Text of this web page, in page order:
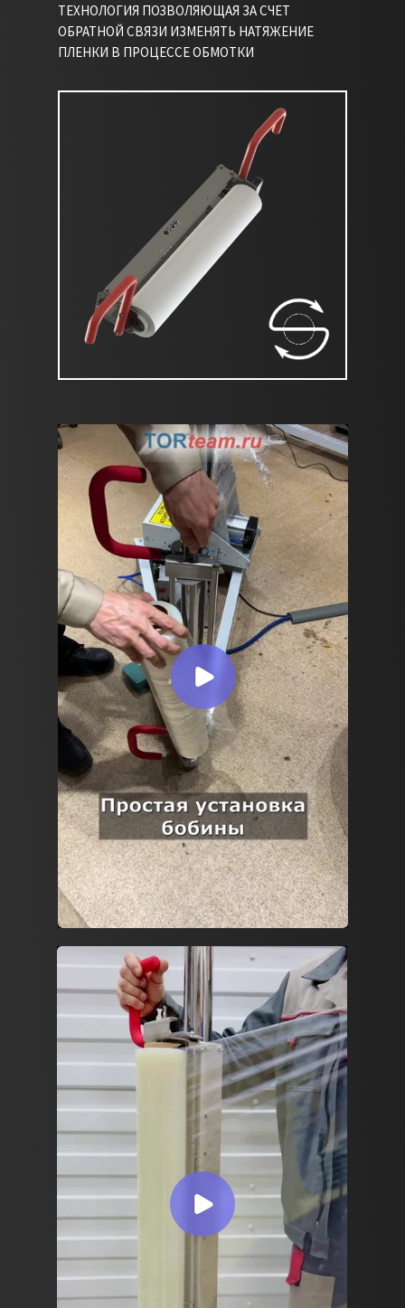
ТЕХНОЛОГИЯ ПОЗВОЛЯЮЩАЯ ЗА СЧЕТ
ОБРАТНОЙ СВЯЗИ ИЗМЕНЯТЬ НАТЯЖЕНИЕ
ПЛЕНКИ В ПРОЦЕССЕ ОБМОТКИ